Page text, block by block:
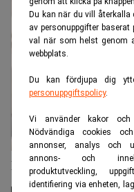
Du kan när du vill
av personuppgifter
val när som helst genom
webbplats.
Du kan fördjupa dig
personuppgiftspolicy.
Vi använder kakor och
Nödvändiga cookies
annonser, analys och
annons- och
produktutveckling,
identifiering via enheten,
Här är de